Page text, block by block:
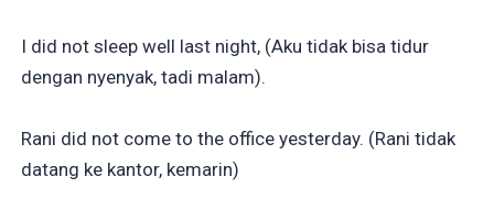
I did not sleep well last night, (Aku tidak bisa tidur
dengan nyenyak, tadi malam).
Rani did not come to the office yesterday. (Rani tidak
datang ke kantor, kemarin)